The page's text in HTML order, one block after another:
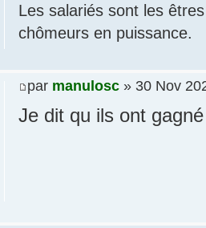
Les salariés sont les
chômeurs en puissance.
par manulosc » 30 Nov
Je dit qu ils ont